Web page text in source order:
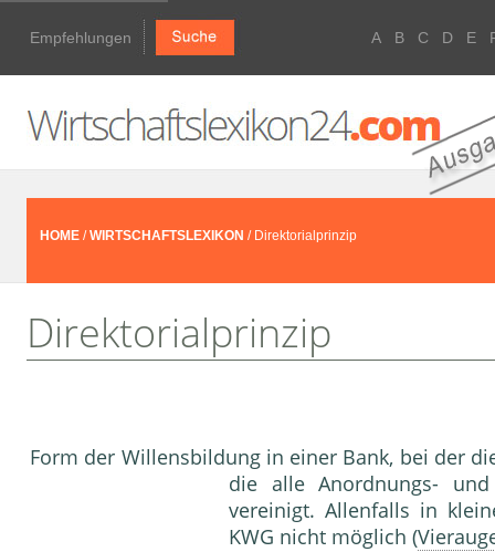
Empfehlungen A B C D E
HOME /WIRTSCHAFTSLEXIKON / Direktorialprinzip
Direktorialprinzip
Form der Willensbildung in einer Bank, bei der
die alle Anordnungs-
vereinigt. Allenfalls in
KWG nicht möglich (